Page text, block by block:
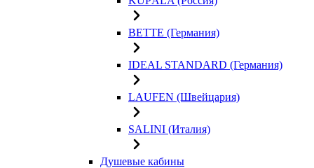
BETTE (Германия)
IDEAL STANDARD (Германия)
LAUFEN (Швейцария)
SALINI (Италия)
Душевые кабины